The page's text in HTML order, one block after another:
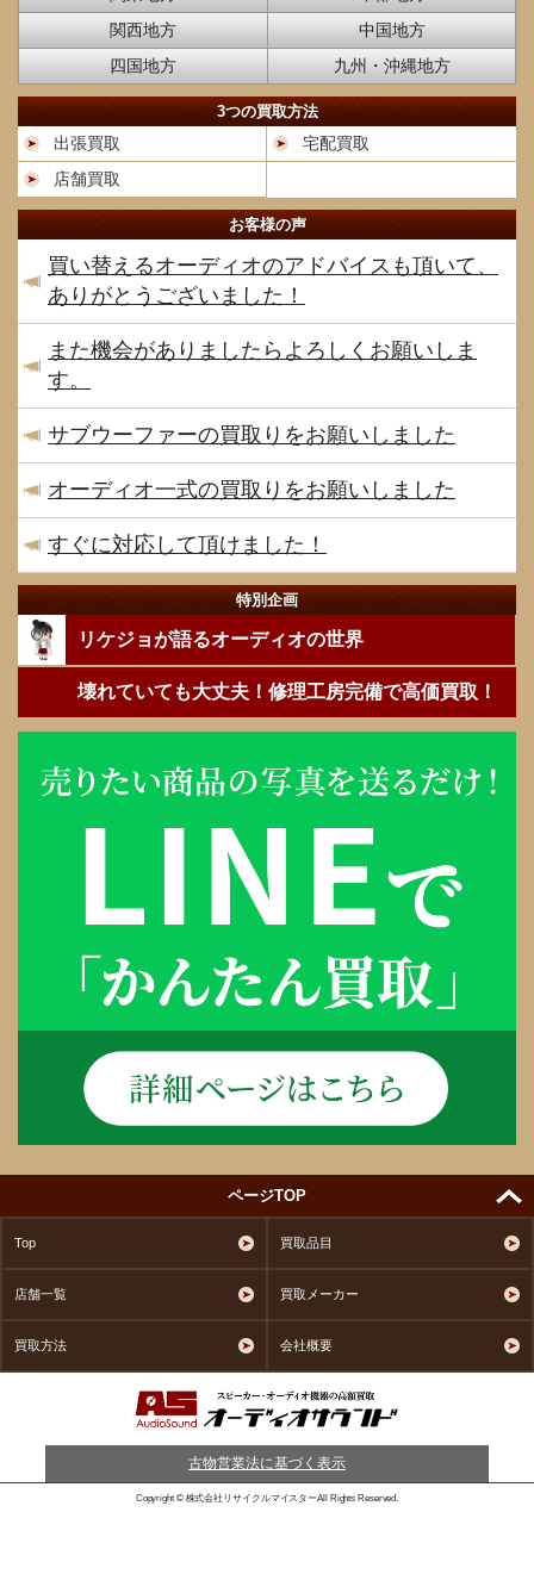
関西地方
中国地方
四国地方
九州・沖縄地方
3つの買取方法
出張買取
宅配買取
店舗買取
お客様の声
買い替えるオーディオのアドバイスも頂いて、
ありがとうございました！
また機会がありましたらよろしくお願いしま
す。
サブウーファーの買取りをお願いしました
オーディオ一式の買取りをお願いしました
すぐに対応して頂けました！
特別企画
リケジョが語るオーディオの世界
壊れていても大丈夫！修理工房完備で高価買取！
ページTOP
Top 買取品目
店舗一覧 買取メーカー
買取方法 会社概要
古物営業法に基づく表示
Copyright © 株式会社リサイクルマイスターAll Rights Reserved.